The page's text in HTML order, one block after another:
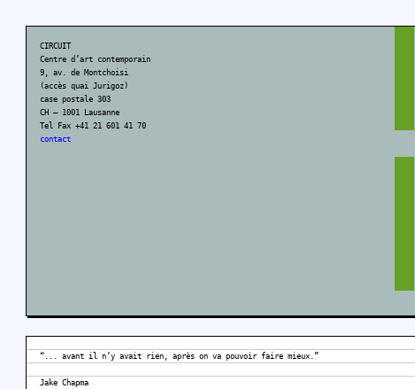
CIRCUIT
Centre d’art contemporain
9, av. de Montchoisi
(accès quai Jurigoz)
case postale 303
CH – 1001 Lausanne
Tel Fax +41 21 601 41 70
contact
“... avant il n’y avait rien, après on va pouvoir faire mieux.”
Jake Chapma